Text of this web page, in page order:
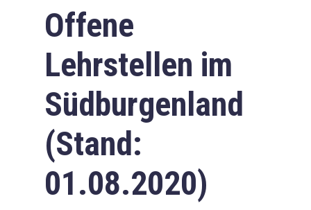
Offene
Lehrstellen im
Südburgenland
(Stand:
01.08.2020)